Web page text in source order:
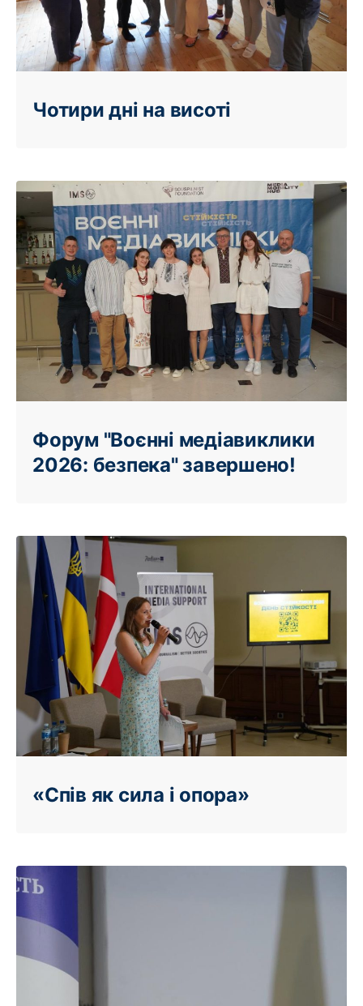
Чотири дні на висоті
Форум "Воєнні медіавиклики
2026: безпека" завершено!
«Спів як сила і опора»